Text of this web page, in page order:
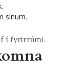
sínum.
í fyrirrúmi.